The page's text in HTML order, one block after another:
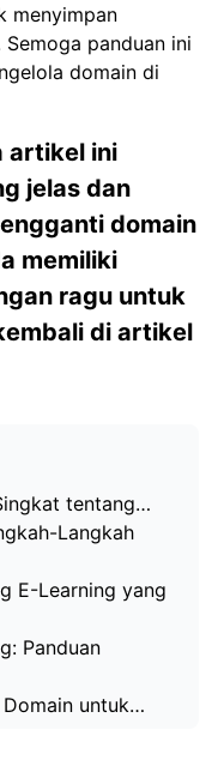
menyimpan
panduan ini
domain di
artikel ini
jelas dan
domain
memiliki
ragu untuk
di artikel
tentang…
Langkah
E-Learning yang
Panduan
Domain untuk…